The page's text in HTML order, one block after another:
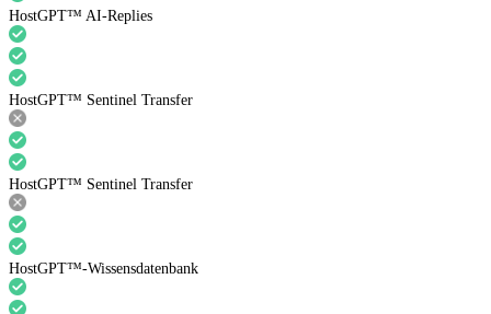
HostGPT™ AI-Replies
HostGPT™ Sentinel Transfer
HostGPT™ Sentinel Transfer
HostGPT™-Wissensdatenbank